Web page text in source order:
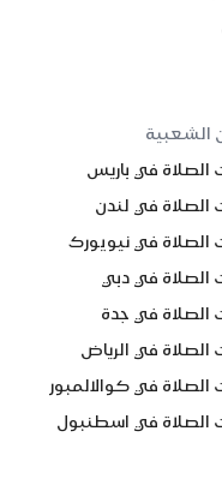
الشعبية
الصلاة في باريس
الصلاة في لندن
الصلاة في نيويورك
الصلاة في دبي
الصلاة في جدة
الصلاة في الرياض
الصلاة في كوالالمبور
الصلاة في اسطنبول